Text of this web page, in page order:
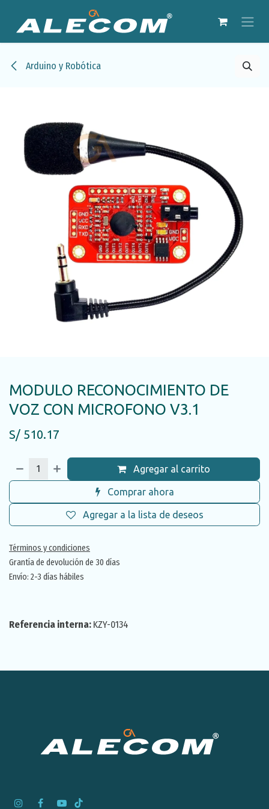
Arduino y Robótica
MODULO RECONOCIMIENTO DE
VOZ CON MICROFONO V3.1
S/ 510.17
Agregar al carrito
Comprar ahora
Agregar a la lista de deseos
Términos y condiciones
Grantía de devolución de 30 días
Envío: 2-3 días hábiles
Referencia interna: KZY-0134